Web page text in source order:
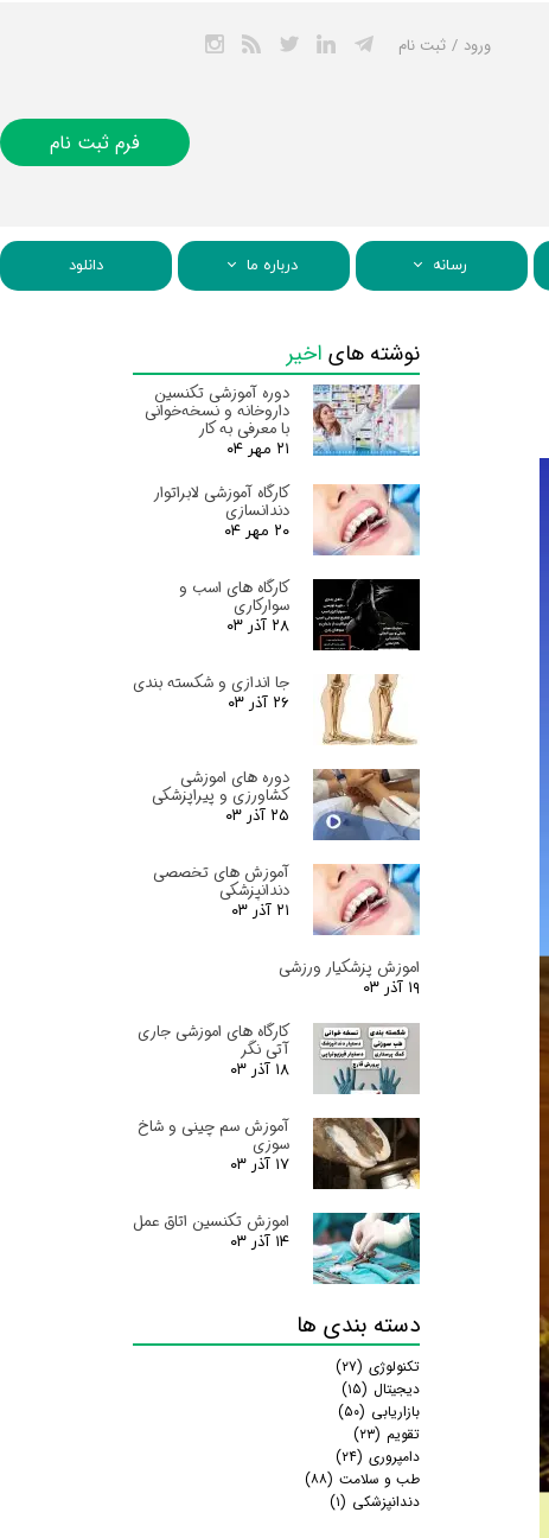
ورود / ثبت نام
کاربری
فرم ثبت نام
رسانه درباره ما دانلود
نوشته های اخیر
دوره آموزشی تکنسین
داروخانه و نسخه‌خوانی
با معرفی به کار
۲۱ مهر ۰۴
کارگاه آموزشی لابراتوار
دندانسازی
۲۰ مهر ۰۴
کارگاه های اسب و
سوارکاری
۲۸ آذر ۰۳
جا اندازی و شکسته بندی
۲۶ آذر ۰۳
دوره های اموزشی
کشاورزی و پیراپزشکی
۲۵ آذر ۰۳
آموزش های تخصصی
دندانپزشکی
۲۱ آذر ۰۳
اموزش پزشکیار ورزشی
۱۹ آذر ۰۳
کارگاه های اموزشی جاری
آتی نگر
۱۸ آذر ۰۳
آموزش سم چینی و شاخ
سوزی
۱۷ آذر ۰۳
اموزش تکنسین اتاق عمل
۱۴ آذر ۰۳
دسته بندی ها
تکنولوژی (۲۷)
دیجیتال (۱۵)
بازاریابی (۵۰)
تقویم (۲۳)
دامپروری (۲۴)
طب و سلامت (۸۸)
دندانپزشکی (۱)